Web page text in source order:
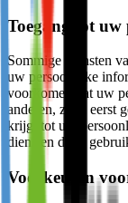
Toegang tot
Sommige diensten
uw persoonlijke
voorkomen dat uw
anderen, zal u eerst
krijgt tot uw
diensten die u
Voorkeuren